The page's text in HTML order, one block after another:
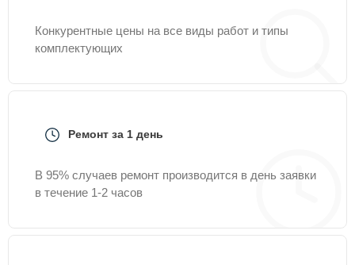
Конкурентные цены на все виды работ и типы
комплектующих
Ремонт за 1 день
В 95% случаев ремонт производится в день заявки
в течение 1-2 часов